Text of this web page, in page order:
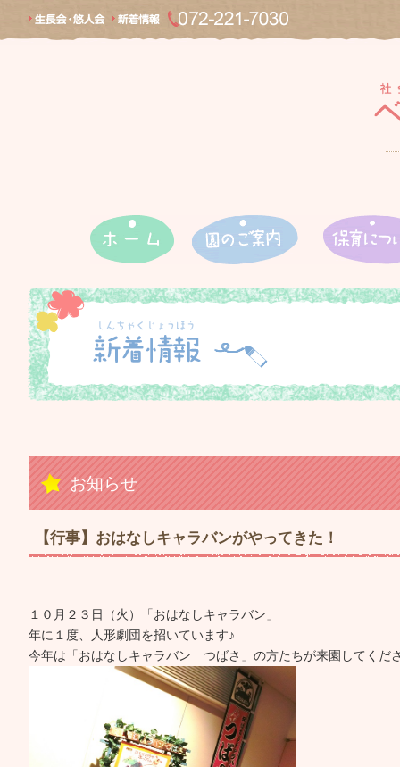
お知らせ
【行事】おはなしキャラバンがやってきた！
１０月２３日（火）「おはなしキャラバン」
年に１度、人形劇団を招いています♪
今年は「おはなしキャラバン つばさ」の方たちが来園してくだ